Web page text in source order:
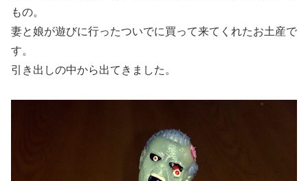
もの。
妻と娘が遊びに行ったついでに買って来てくれたお土産で
す。
引き出しの中から出てきました。